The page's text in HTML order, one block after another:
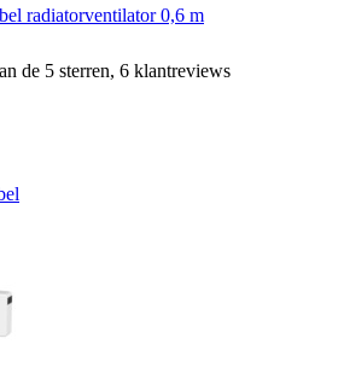
radiatorventilator 0,6 m
de 5 sterren, 6 klantreviews